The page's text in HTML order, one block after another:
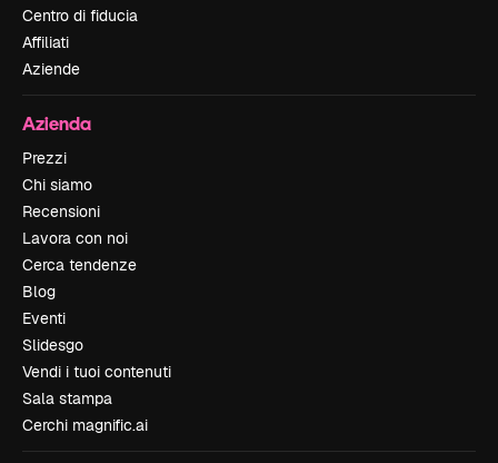
Centro di fiducia
Affiliati
Aziende
Azienda
Prezzi
Chi siamo
Recensioni
Lavora con noi
Cerca tendenze
Blog
Eventi
Slidesgo
Vendi i tuoi contenuti
Sala stampa
Cerchi magnific.ai